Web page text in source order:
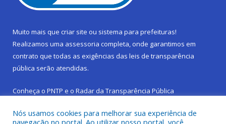
Muito mais que criar site ou sistema para prefeituras!
Realizamos uma assessoria completa, onde garantimos em
contrato que todas as exigências das leis de transparência
pública serão atendidas.
Conheça o PNTP e o Radar da Transparência Pública
Nós usamos cookies para melhorar sua experiência de
navegação no portal. Ao utilizar nosso portal, você